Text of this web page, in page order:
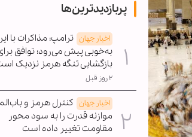
پربازدیدترین‌ها
اخبار جهان ترامپ: مذاکرات با
به‌خوبی پیش می‌رود؛ توافق
بازگشایی تنگه هرمز نزدیک
۲ روز قبل
اخبار جهان کنترل هرمز و
موازنه قدرت را به سود محور
مقاومت تغییر داده است